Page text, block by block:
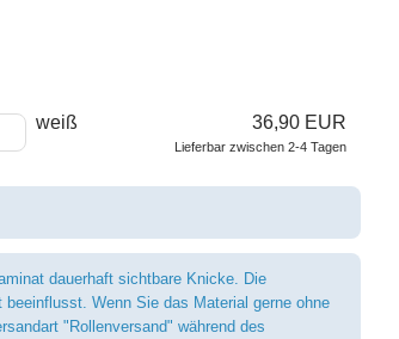
weiß 36,90 EUR
Lieferbar zwischen 2-4 Tagen
dauerhaft sichtbare Knicke. Die
Wenn Sie das Material gerne ohne
"Rollenversand" während des